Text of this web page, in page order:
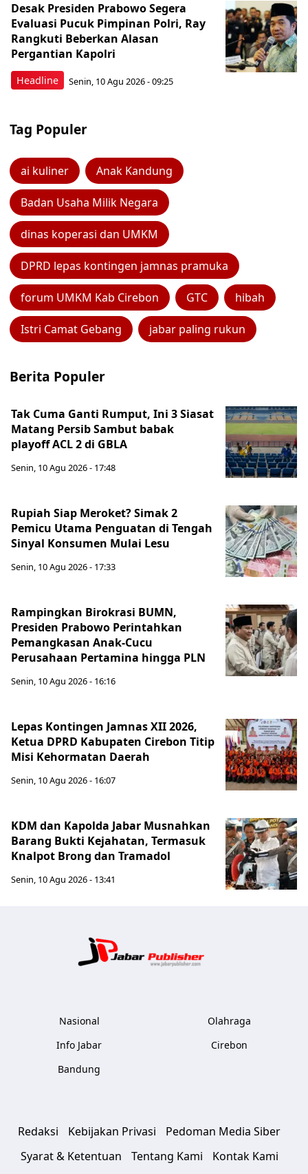
Headline
Desak Presiden Prabowo Segera
Evaluasi Pucuk Pimpinan Polri, Ray
Rangkuti Beberkan Alasan
Pergantian Kapolri
Senin, 10 Agu 2026 - 09:25
Tag Populer
ai kuliner Anak Kandung
Badan Usaha Milik Negara
dinas koperasi dan UMKM
DPRD lepas kontingen jamnas pramuka
forum UMKM Kab Cirebon GTC hibah
Istri Camat Gebang jabar paling rukun
Berita Populer
Tak Cuma Ganti Rumput, Ini 3 Siasat
Matang Persib Sambut babak
playoff ACL 2 di GBLA
Senin, 10 Agu 2026 - 17:48
Rupiah Siap Meroket? Simak 2
Pemicu Utama Penguatan di Tengah
Sinyal Konsumen Mulai Lesu
Senin, 10 Agu 2026 - 17:33
Rampingkan Birokrasi BUMN,
Presiden Prabowo Perintahkan
Pemangkasan Anak-Cucu
Perusahaan Pertamina hingga PLN
Senin, 10 Agu 2026 - 16:16
Lepas Kontingen Jamnas XII 2026,
Ketua DPRD Kabupaten Cirebon Titip
Misi Kehormatan Daerah
Senin, 10 Agu 2026 - 16:07
KDM dan Kapolda Jabar Musnahkan
Barang Bukti Kejahatan, Termasuk
Knalpot Brong dan Tramadol
Senin, 10 Agu 2026 - 13:41
Nasional
Info Jabar
Bandung
Olahraga
Cirebon
Redaksi Kebijakan Privasi
Pedoman Media Siber
Syarat & Ketentuan
Tentang Kami
Kontak Kami